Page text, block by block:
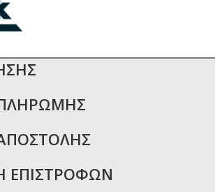
ΕΠΙΣΤΡΟΦΩΝ